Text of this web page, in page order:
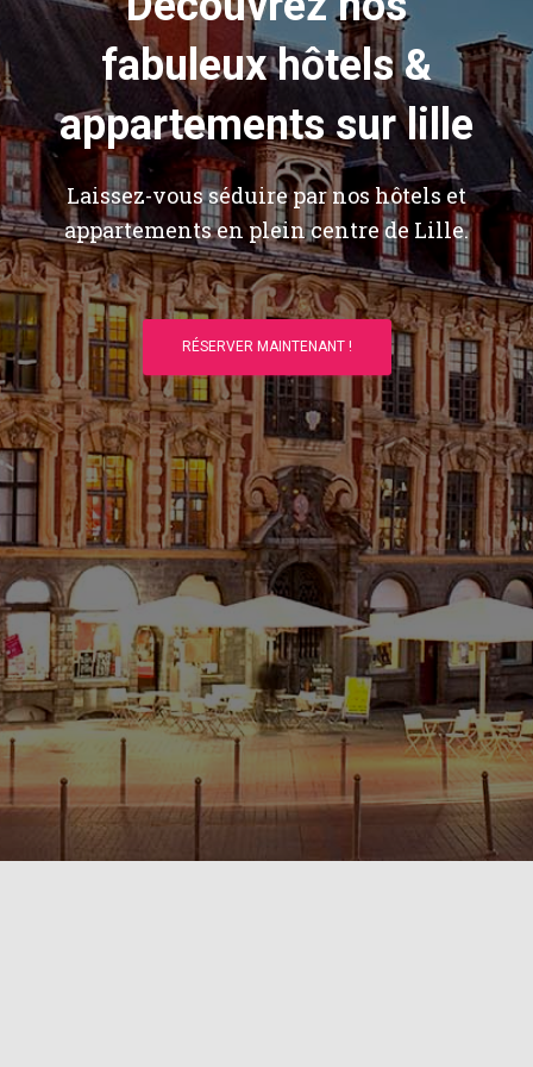
fabuleux hôtels &
appartements sur lille
Laissez-vous séduire par nos hôtels et
appartements en plein centre de Lille.
RÉSERVER MAINTENANT !